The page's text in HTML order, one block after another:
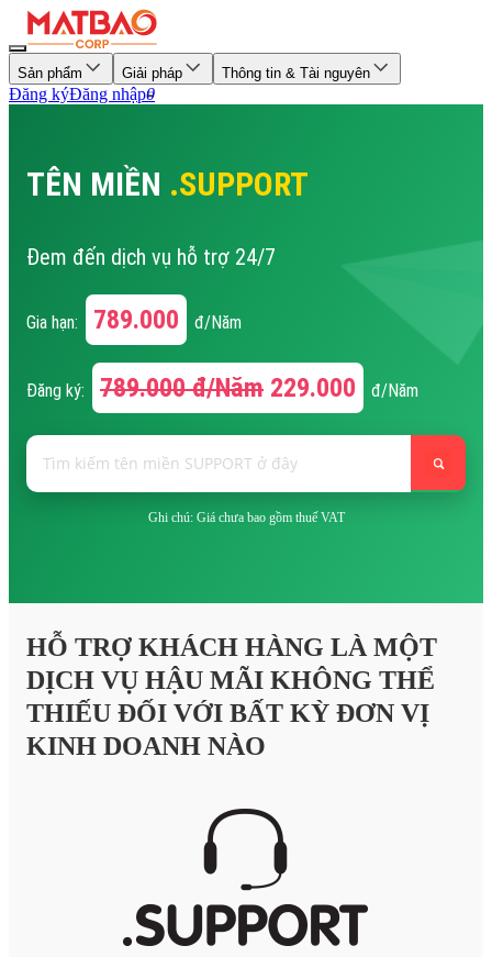
Sản phẩm Giải pháp Thông tin & Tài nguyên
Đăng kýĐăng nhập0
TÊN MIỀN .SUPPORT
Đem đến dịch vụ hỗ trợ 24/7
Gia hạn: 789.000 đ/Năm
Đăng ký: 789.000 đ/Năm 229.000 đ/Năm
Ghi chú: Giá chưa bao gồm thuế VAT
HỖ TRỢ KHÁCH HÀNG LÀ MỘT
DỊCH VỤ HẬU MÃI KHÔNG THỂ
THIẾU ĐỐI VỚI BẤT KỲ ĐƠN VỊ
KINH DOANH NÀO